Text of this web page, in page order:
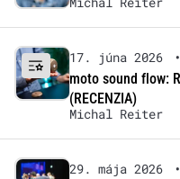
17. júna 2026 •
moto sound flow:
(RECENZIA)
Michal Reiter
29. mája 2026 •